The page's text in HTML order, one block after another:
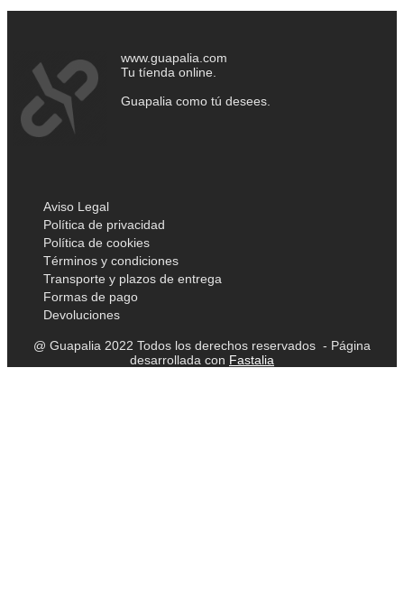
www.guapalia.com
Tu tíenda online.
Guapalia como tú desees.
Aviso Legal
Política de privacidad
Política de cookies
Términos y condiciones
Transporte y plazos de entrega
Formas de pago
Devoluciones
@ Guapalia 2022 Todos los derechos reservados - Página
desarrollada con Fastalia